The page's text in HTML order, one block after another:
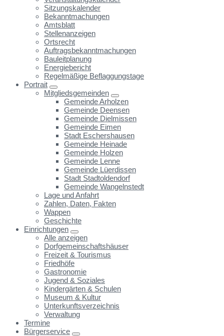
Sitzungskalender
Bekanntmachungen
Amtsblatt
Stellenanzeigen
Ortsrecht
Auftragsbekanntmachungen
Bauleitplanung
Energiebericht
Regelmäßige Beflaggungstage
Portrait
Mitgliedsgemeinden
Gemeinde Arholzen
Gemeinde Deensen
Gemeinde Dielmissen
Gemeinde Eimen
Stadt Eschershausen
Gemeinde Heinade
Gemeinde Holzen
Gemeinde Lenne
Gemeinde Lüerdissen
Stadt Stadtoldendorf
Gemeinde Wangelnstedt
Lage und Anfahrt
Zahlen, Daten, Fakten
Wappen
Geschichte
Einrichtungen
Alle anzeigen
Dorfgemeinschaftshäuser
Freizeit & Tourismus
Friedhöfe
Gastronomie
Jugend & Soziales
Kindergärten & Schulen
Museum & Kultur
Unterkunftsverzeichnis
Verwaltung
Termine
Bürgerservice